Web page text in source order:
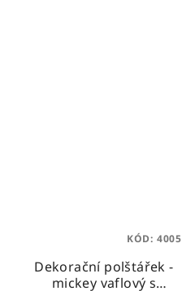
Dekorační polštářek -
mickey vaflový s
KÓD: 4005